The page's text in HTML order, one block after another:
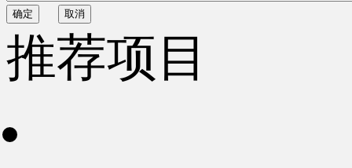
确定 取消
推荐项目